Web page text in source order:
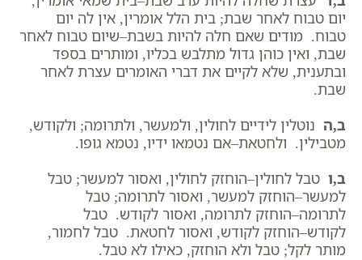
יום טבוח לאחר שבת; בית הלל אומרין, אין לה יום
טבוח. מודים שאם חלה להיות בשבת–שיום טבוח לאחר
שבת, ואין כוהן גדול מתלבש בכליו, ומותרים בספד
ובתענית, שלא לקיים את דברי האומרים עצרת לאחר
שבת.
ב,ה נוטלין לידיים לחולין, ולמעשר, ולתרומה; ולקודש,
מטבילין. ולחטאת–אם נטמאו ידיו, נטמא גופו.
ב,ו טבל לחולין–הוחזק לחולין, ואסור למעשר; טבל
למעשר–הוחזק למעשר, ואסור לתרומה; טבל
לתרומה–הוחזק לתרומה, ואסור לקודש. טבל
לקודש–הוחזק לקודש, ואסור לחטאת. טבל לחמור,
מותר לקל; טבל ולא הוחזק, כאילו לא טבל.